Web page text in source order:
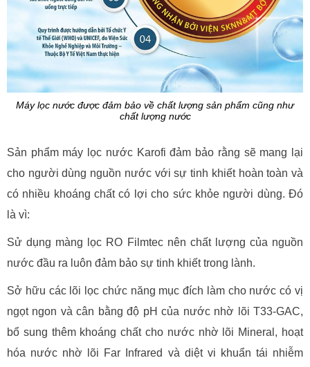
Máy lọc nước được đảm bảo về chất lượng sản phẩm cũng như
chất lượng nước
Sản phẩm máy lọc nước Karofi đảm bảo rằng sẽ mang lại
cho người dùng nguồn nước với sự tinh khiết hoàn toàn và
có nhiều khoáng chất có lợi cho sức khỏe người dùng. Đó
là vì:
Sử dụng màng lọc RO Filmtec nên chất lượng của nguồn
nước đầu ra luôn đảm bảo sự tinh khiết trong lành.
Sở hữu các lõi lọc chức năng mục đích làm cho nước có vị
ngọt ngon và cân bằng độ pH của nước nhờ lõi T33-GAC,
bổ sung thêm khoáng chất cho nước nhờ lõi Mineral, hoạt
hóa nước nhờ lõi Far Infrared và diệt vi khuẩn tái nhiễm